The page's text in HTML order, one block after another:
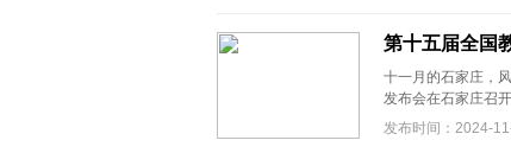
第十五届全国
十一月的石家庄，
发布会在石家庄召
发布时间：2024-